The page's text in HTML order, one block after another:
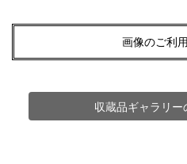
画像のご利
収蔵品ギャラリー